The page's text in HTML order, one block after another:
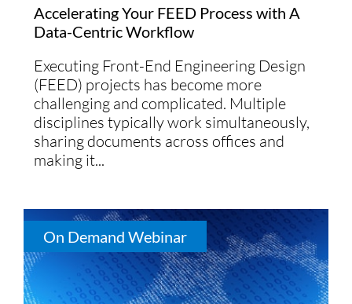
Accelerating Your FEED Process with A
Data-Centric Workflow
Executing Front-End Engineering Design
(FEED) projects has become more
challenging and complicated. Multiple
disciplines typically work simultaneously,
sharing documents across offices and
making it...
On Demand Webinar